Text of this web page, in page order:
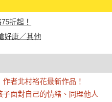
折起！
好康／其他
者北村裕花最新作品！
面對自己的情緒、同理他人